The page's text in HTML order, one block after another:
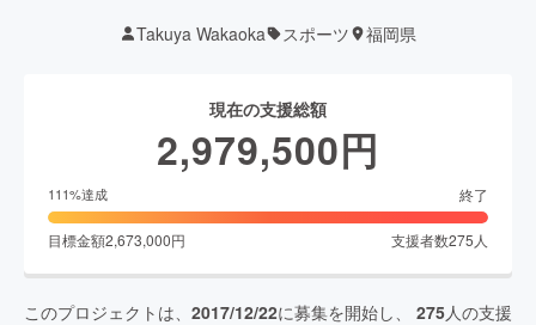
Takuya Wakaoka スポーツ 福岡県
現在の支援総額
2,979,500円
111%達成 終了
目標金額2,673,000円 支援者数275 人
このプロジェクトは、 2017/12/22に募集を開始し、 275人の支援